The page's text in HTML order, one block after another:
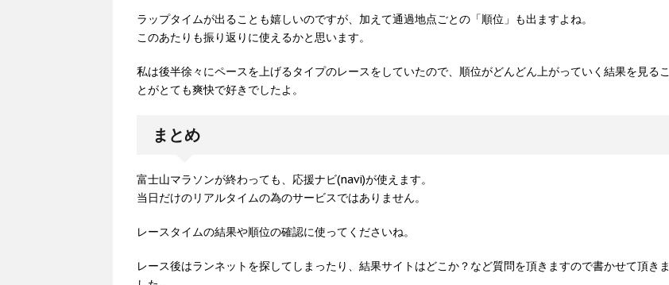
ラップタイムが出ることも嬉しいのですが、加えて通過地点ごとの「順位」も出ますよね。
このあたりも振り返りに使えるかと思います。
私は後半徐々にペースを上げるタイプのレースをしていたので、順位がどんどん上がっていく結果を見るこ
とがとても爽快で好きでしたよ。
まとめ
富士山マラソンが終わっても、応援ナビ(navi)が使えます。
当日だけのリアルタイムの為のサービスではありません。
レースタイムの結果や順位の確認に使ってくださいね。
レース後はランネットを探してしまったり、結果サイトはどこか？など質問を頂きますので書かせて頂きま